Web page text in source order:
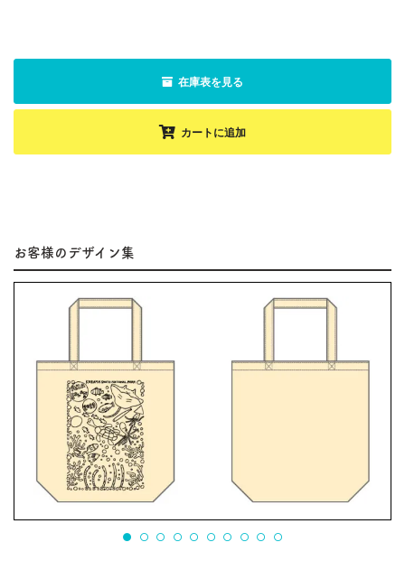
在庫表を見る
カートに追加
お客様のデザイン集